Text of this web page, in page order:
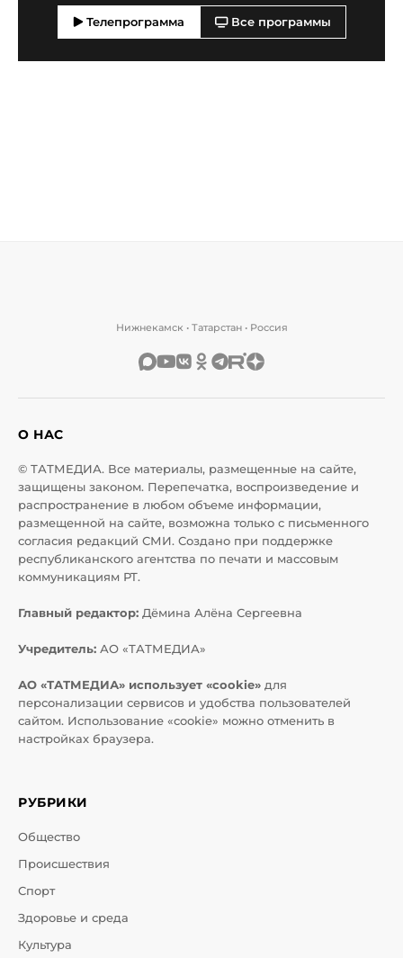
Телепрограмма Все программы
Нижнекамск • Татарстан • Россия
О НАС
© ТАТМЕДИА. Все материалы, размещенные на сайте,
защищены законом. Перепечатка, воспроизведение и
распространение в любом объеме информации,
размещенной на сайте, возможна только с письменного
согласия редакций СМИ. Создано при поддержке
республиканского агентства по печати и массовым
коммуникациям РТ.
Главный редактор: Дёмина Алёна Сергеевна
Учредитель: АО «ТАТМЕДИА»
АО «ТАТМЕДИА» использует «cookie» для
персонализации сервисов и удобства пользователей
сайтом. Использование «cookie» можно отменить в
настройках браузера.
РУБРИКИ
Общество
Происшествия
Спорт
Здоровье и среда
Культура